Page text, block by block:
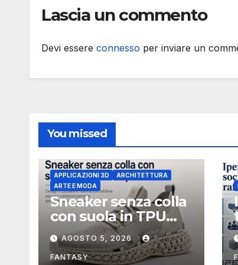
indipendente non
Lascia un commento
Devi essere connesso per inviare un
You missed
APPLICAZIONI 3D
ARCHITETTURA
ARTE E MODA
Sneaker senza colla
con suola in TPU
stampata in 3D
AGOSTO 5, 2026
FANTASY